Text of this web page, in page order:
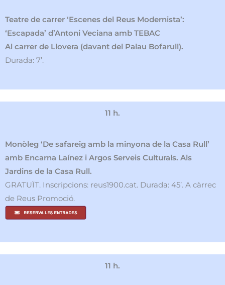
Teatre de carrer ‘Escenes del Reus Modernista’:
‘Escapada’ d’Antoni Veciana amb TEBAC
Al carrer de Llovera (davant del Palau Bofarull).
Durada: 7’.
11 h.
Monòleg ‘De safareig amb la minyona de la Casa Rull’
amb Encarna Laínez i Argos Serveis Culturals. Als
Jardins de la Casa Rull.
GRATUÏT. Inscripcions: reus1900.cat. Durada: 45’. A càrrec
de Reus Promoció.
11 h.